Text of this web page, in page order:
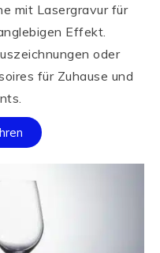
mit Lasergravur für
Effekt.
oder
für Zuhause und